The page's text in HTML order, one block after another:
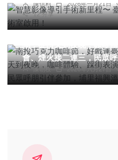
陳信利 2026年一月21日
12 分享
旅遊
南投巧克力咖啡節，好戲
會、煙火接二連三，民眾
溫泉區好熱鬧。
陳朝枝 2026年六月27日